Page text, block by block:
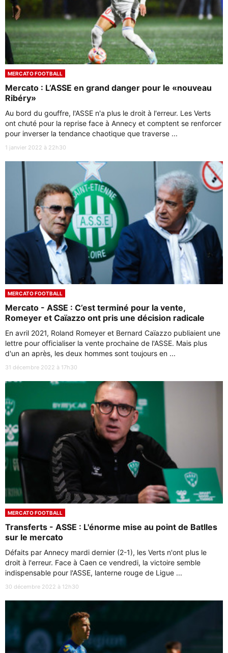
MERCATO FOOTBALL
Mercato : L’ASSE en grand danger pour le «nouveau
Ribéry»
Au bord du gouffre, l'ASSE n'a plus le droit à l'erreur. Les Verts
ont chuté pour la reprise face à Annecy et comptent se renforcer
pour inverser la tendance chaotique que traverse ...
1 janvier 2022 à 22h30
MERCATO FOOTBALL
Mercato - ASSE : C’est terminé pour la vente,
Romeyer et Caïazzo ont pris une décision radicale
En avril 2021, Roland Romeyer et Bernard Caïazzo publiaient une
lettre pour officialiser la vente prochaine de l'ASSE. Mais plus
d'un an après, les deux hommes sont toujours en ...
31 décembre 2022 à 17h30
MERCATO FOOTBALL
Transferts - ASSE : L'énorme mise au point de Batlles
sur le mercato
Défaits par Annecy mardi dernier (2-1), les Verts n'ont plus le
droit à l'erreur. Face à Caen ce vendredi, la victoire semble
indispensable pour l'ASSE, lanterne rouge de Ligue ...
30 décembre 2022 à 12h30